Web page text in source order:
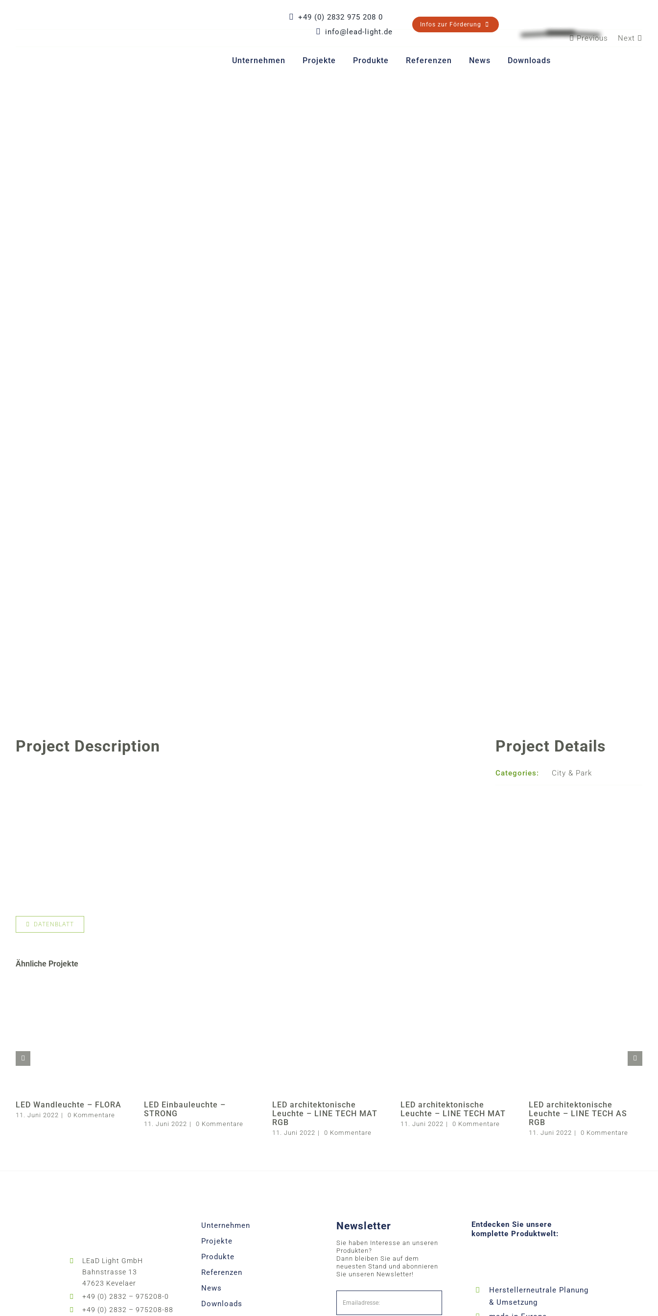
+49 (0) 2832 975 208 0
info@lead-light.de
Infos zur Förderung
Unternehmen Projekte Produkte Referenzen News Downloads
Previous Next
Project Description
DATENBLATT
Project Details
Categories: City & Park
Ähnliche Projekte
LED Wandleuchte – FLORA
11. Juni 2022 | 0 Kommentare
LED Einbauleuchte –
STRONG
11. Juni 2022 | 0 Kommentare
LED architektonische
Leuchte – LINE TECH MAT
RGB
11. Juni 2022 | 0 Kommentare
LED architektonische
Leuchte – LINE TECH MAT
11. Juni 2022 | 0 Kommentare
LED architektonische
Leuchte – LINE TECH AS
RGB
11. Juni 2022 | 0 Kommentare
LEaD Light GmbH
Bahnstrasse 13
47623 Kevelaer
+49 (0) 2832 – 975208-0
+49 (0) 2832 – 975208-88
Unternehmen
Projekte
Produkte
Referenzen
News
Downloads
Newsletter
Sie haben Interesse an unseren
Produkten?
Dann bleiben Sie auf dem
neuesten Stand und abonnieren
Sie unseren Newsletter!
Entdecken Sie unsere
komplette Produktwelt:
Herstellerneutrale Planung
& Umsetzung